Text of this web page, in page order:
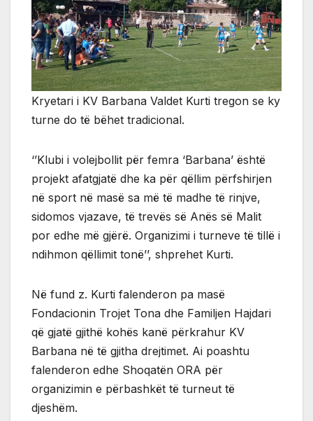
Kryetari i KV Barbana Valdet Kurti tregon se ky
turne do të bëhet tradicional.
‘’Klubi i volejbollit për femra ‘Barbana’ është
projekt afatgjatë dhe ka për qëllim përfshirjen
në sport në masë sa më të madhe të rinjve,
sidomos vjazave, të trevës së Anës së Malit
por edhe më gjërë. Organizimi i turneve të tillë i
ndihmon qëllimit tonë’’, shprehet Kurti.
Në fund z. Kurti falenderon pa masë
Fondacionin Trojet Tona dhe Familjen Hajdari
që gjatë gjithë kohës kanë përkrahur KV
Barbana në të gjitha drejtimet. Ai poashtu
falenderon edhe Shoqatën ORA për
organizimin e përbashkët të turneut të
djeshëm.